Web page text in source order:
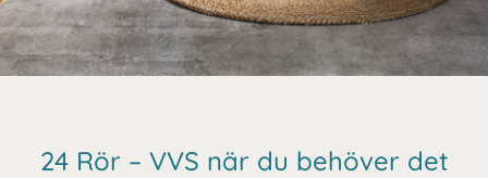
24 Rör – VVS när du behöver det